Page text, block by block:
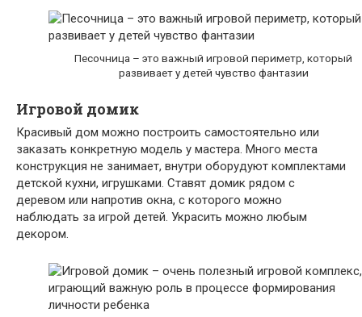
Песочница – это важный игровой периметр, который
развивает у детей чувство фантазии
Игровой домик
Красивый дом можно построить самостоятельно или
заказать конкретную модель у мастера. Много места
конструкция не занимает, внутри оборудуют комплектами
детской кухни, игрушками. Ставят домик рядом с
деревом или напротив окна, с которого можно
наблюдать за игрой детей. Украсить можно любым
декором.